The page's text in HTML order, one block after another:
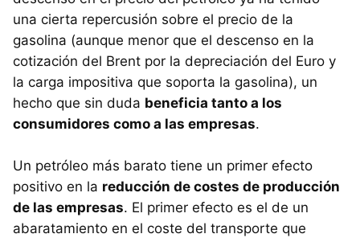
una cierta repercusión sobre el precio de la
gasolina (aunque menor que el descenso en la
cotización del Brent por la depreciación del Euro y
la carga impositiva que soporta la gasolina), un
hecho que sin duda beneficia tanto a los
consumidores como a las empresas.
Un petróleo más barato tiene un primer efecto
positivo en la reducción de costes de producción
de las empresas. El primer efecto es el de un
abaratamiento en el coste del transporte que